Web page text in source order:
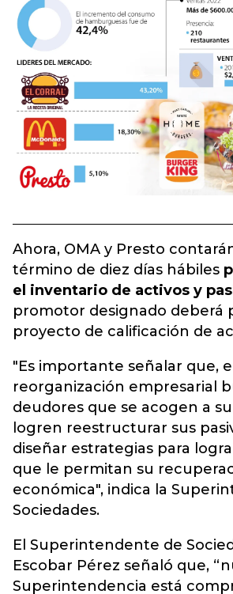
Ahora, OMA y Presto
término de diez días hábiles
el inventario de activos y
promotor designado deberá
proyecto de calificación de
"Es importante señalar que,
reorganización empresarial
deudores que se acogen a
logren reestructurar sus
diseñar estrategias para
que le permitan su
económica", indica la
Sociedades.
El Superintendente de
Escobar Pérez señaló que,
Superintendencia está